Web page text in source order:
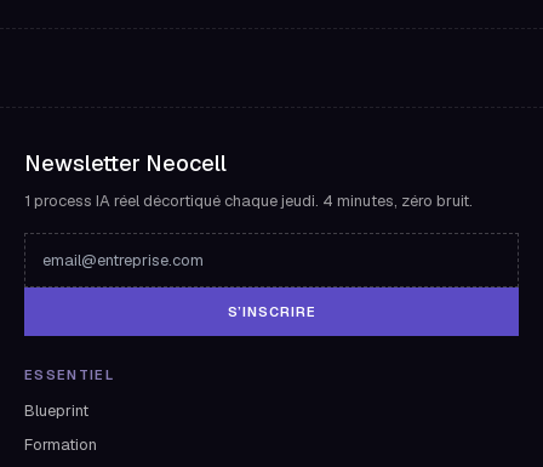
Newsletter Neocell
1 process IA réel décortiqué chaque jeudi. 4 minutes, zéro bruit.
S’INSCRIRE
ESSENTIEL
Blueprint
Formation